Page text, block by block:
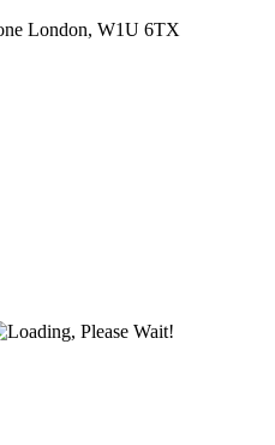
London, W1U 6TX